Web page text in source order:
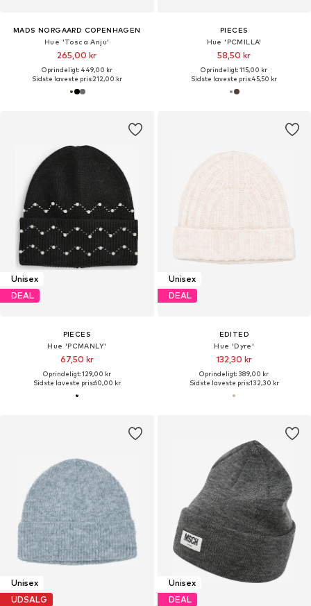
MADS NORGAARD COPENHAGEN
Hue 'Tosca Anju'
265,00 kr
Oprindeligt: 449,00 kr
Sidste laveste pris:212,00 kr
PIECES
Hue 'PCMILLA'
58,50 kr
Oprindeligt: 115,00 kr
Sidste laveste pris:45,50 kr
Unisex
DEAL
PIECES
Hue 'PCMANLY'
67,50 kr
Oprindeligt: 129,00 kr
Sidste laveste pris:60,00 kr
Unisex
DEAL
EDITED
Hue 'Dyre'
132,30 kr
Oprindeligt: 389,00 kr
Sidste laveste pris:132,30 kr
Unisex
UDSALG
Unisex
DEAL